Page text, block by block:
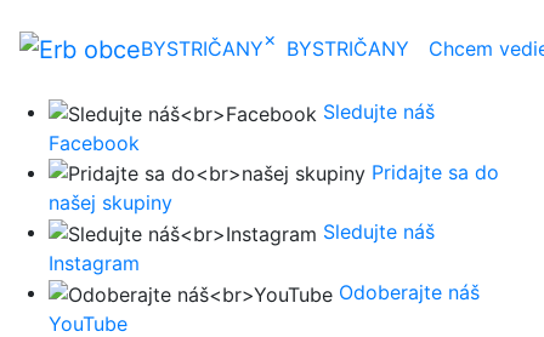
BYSTRIČANY× BYSTRIČANY Chcem
Sledujte náš
Facebook
Pridajte sa do
našej skupiny
Sledujte náš
Instagram
Odoberajte náš
YouTube